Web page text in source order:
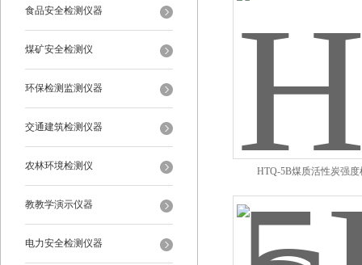
食品安全检测仪器
煤矿安全检测仪
环保检测监测仪器
交通建筑检测仪器
农林环境检测仪
教教学演示仪器
电力安全检测仪器
HTQ-5B煤质活性炭强度